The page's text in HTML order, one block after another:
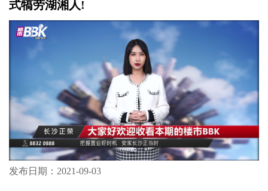
配套
发布日期：2021-09-03
楼市BBK第34期：8字头，城北正地铁口毛坯低